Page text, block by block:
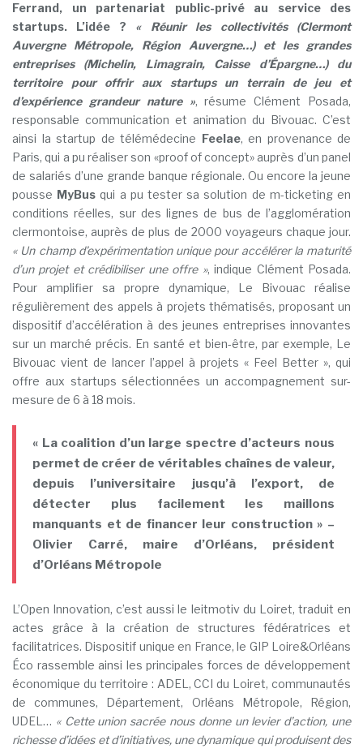
Ferrand, un partenariat public-privé au service des
startups. L’idée ? « Réunir les collectivités (Clermont
Auvergne Métropole, Région Auvergne…) et les grandes
entreprises (Michelin, Limagrain, Caisse d’Épargne…) du
territoire pour offrir aux startups un terrain de jeu et
d’expérience grandeur nature », résume Clément Posada,
responsable communication et animation du Bivouac. C’est
ainsi la startup de télémédecine Feelae, en provenance de
Paris, qui a pu réaliser son «proof of concept» auprès d’un panel
de salariés d’une grande banque régionale. Ou encore la jeune
pousse MyBus qui a pu tester sa solution de m-ticketing en
conditions réelles, sur des lignes de bus de l’agglomération
clermontoise, auprès de plus de 2000 voyageurs chaque jour.
« Un champ d’expérimentation unique pour accélérer la maturité
d’un projet et crédibiliser une offre », indique Clément Posada.
Pour amplifier sa propre dynamique, Le Bivouac réalise
régulièrement des appels à projets thématisés, proposant un
dispositif d’accélération à des jeunes entreprises innovantes
sur un marché précis. En santé et bien-être, par exemple, Le
Bivouac vient de lancer l’appel à projets « Feel Better », qui
offre aux startups sélectionnées un accompagnement sur-
mesure de 6 à 18 mois.
« La coalition d’un large spectre d’acteurs nous
permet de créer de véritables chaînes de valeur,
depuis l’universitaire jusqu’à l’export, de
détecter plus facilement les maillons
manquants et de financer leur construction » –
Olivier Carré, maire d’Orléans, président
d’Orléans Métropole
L’Open Innovation, c’est aussi le leitmotiv du Loiret, traduit en
actes grâce à la création de structures fédératrices et
facilitatrices. Dispositif unique en France, le GIP Loire&Orléans
Éco rassemble ainsi les principales forces de développement
économique du territoire : ADEL, CCI du Loiret, communautés
de communes, Département, Orléans Métropole, Région,
UDEL… « Cette union sacrée nous donne un levier d’action, une
richesse d’idées et d’initiatives, une dynamique qui produisent des